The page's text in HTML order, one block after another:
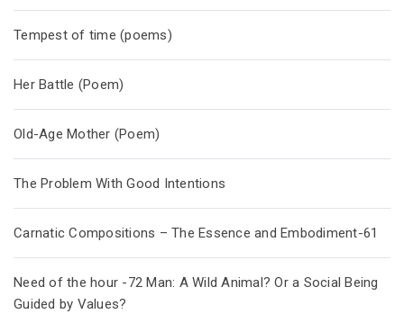
Tempest of time (poems)
Her Battle (Poem)
Old-Age Mother (Poem)
The Problem With Good Intentions
Carnatic Compositions – The Essence and Embodiment-61
Need of the hour -72 Man: A Wild Animal? Or a Social Being
Guided by Values?